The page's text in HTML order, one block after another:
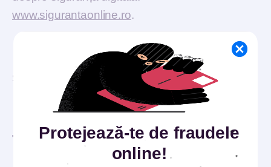
www.sigurantaonline.ro.
SHARE:
TE-AR MAI PUTEA
Protejează-te de fraudele
online!